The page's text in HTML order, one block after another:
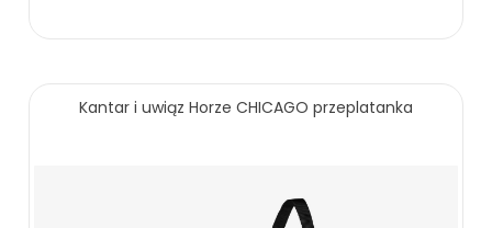
Kantar i uwiąz Horze CHICAGO przeplatanka